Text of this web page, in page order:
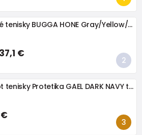
Detské ľahké športové tenisky BUGGA HONE Gray/Yellow/Black
€
Chlapčenské barefoot tenisky Protetika GAEL DARK NAVY tmavomodré